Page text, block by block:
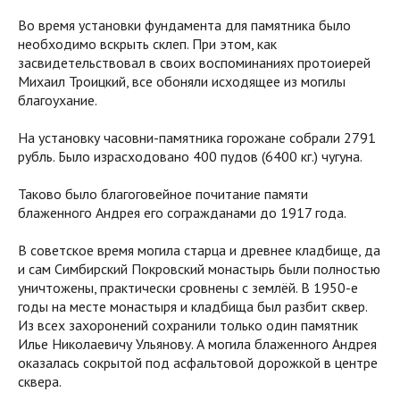
Во время установки фундамента для памятника было
необходимо вскрыть склеп. При этом, как
засвидетельствовал в своих воспоминаниях протоиерей
Михаил Троицкий, все обоняли исходящее из могилы
благоухание.
На установку часовни-памятника горожане собрали 2791
рубль. Было израсходовано 400 пудов (6400 кг.) чугуна.
Таково было благоговейное почитание памяти
блаженного Андрея его согражданами до 1917 года.
В советское время могила старца и древнее кладбище, да
и сам Симбирский Покровский монастырь были полностью
уничтожены, практически сровнены с землёй. В 1950-е
годы на месте монастыря и кладбища был разбит сквер.
Из всех захоронений сохранили только один памятник
Илье Николаевичу Ульянову. А могила блаженного Андрея
оказалась сокрытой под асфальтовой дорожкой в центре
сквера.